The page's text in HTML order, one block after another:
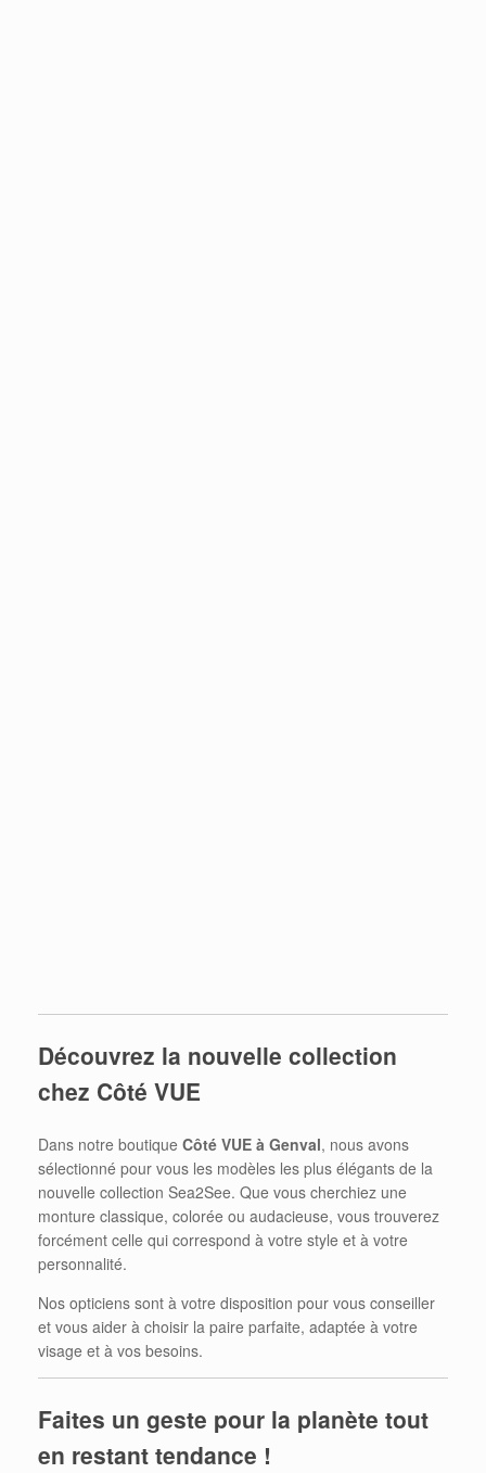
Découvrez la nouvelle collection
chez Côté VUE
Dans notre boutique Côté VUE à Genval, nous avons
sélectionné pour vous les modèles les plus élégants de la
nouvelle collection Sea2See. Que vous cherchiez une
monture classique, colorée ou audacieuse, vous trouverez
forcément celle qui correspond à votre style et à votre
personnalité.
Nos opticiens sont à votre disposition pour vous conseiller
et vous aider à choisir la paire parfaite, adaptée à votre
visage et à vos besoins.
Faites un geste pour la planète tout
en restant tendance !